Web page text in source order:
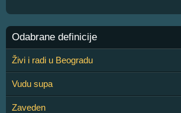
Odabrane definicije
Živi i radi u Beogradu
Vudu supa
Zaveden